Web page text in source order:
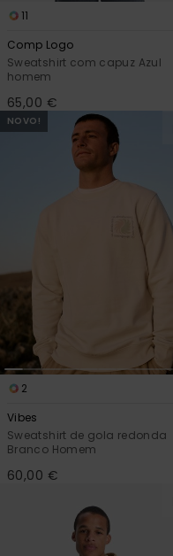
11
Comp Logo
Sweatshirt com capuz Azul
homem
65,00 €
NOVO!
2
Vibes
Sweatshirt de gola redonda
Branco Homem
60,00 €